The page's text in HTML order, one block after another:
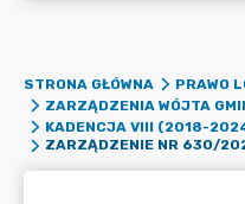
STRONA GŁÓWNA
PRAWO
ZARZĄDZENIA WÓJTA
KADENCJA VIII (2018-